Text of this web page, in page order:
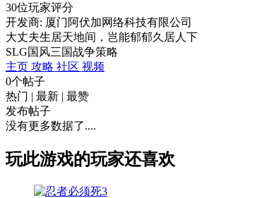
30位玩家评分
开发商: 厦门阿伏加网络科技有限公司
大丈夫生居天地间，岂能郁郁久居人下
SLG国风三国战争策略
主页 攻略 社区 视频
0个帖子
热门 | 最新 | 最赞
发布帖子
没有更多数据了....
玩此游戏的玩家还喜欢